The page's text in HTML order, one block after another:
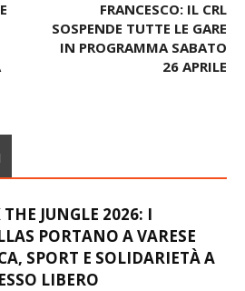
FRANCESCO: IL CRL
SOSPENDE TUTTE LE GARE
IN PROGRAMMA SABATO
26 APRILE
THE JUNGLE 2026: I
PORTANO A VARESE
SPORT E SOLIDARIETÀ A
LIBERO